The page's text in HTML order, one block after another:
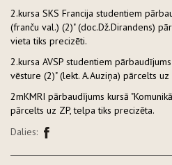
2.kursa SKS Francija studentiem
(franču val.) (2)" (doc.Dž.Dirandens)
vieta tiks precizēti.
2.kursa AVSP studentiem
vēsture (2)" (lekt. A.Auziņa) pārcelts uz
2mKMRI pārbaudījums kursā
pārcelts uz ZP, telpa tiks precizēta.
Dalies: